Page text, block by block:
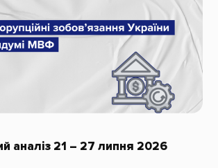
аналіз 21 – 27 липня 2026